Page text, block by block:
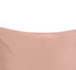
Oeko-TEX
Bettwäsche
Mikrofaser,